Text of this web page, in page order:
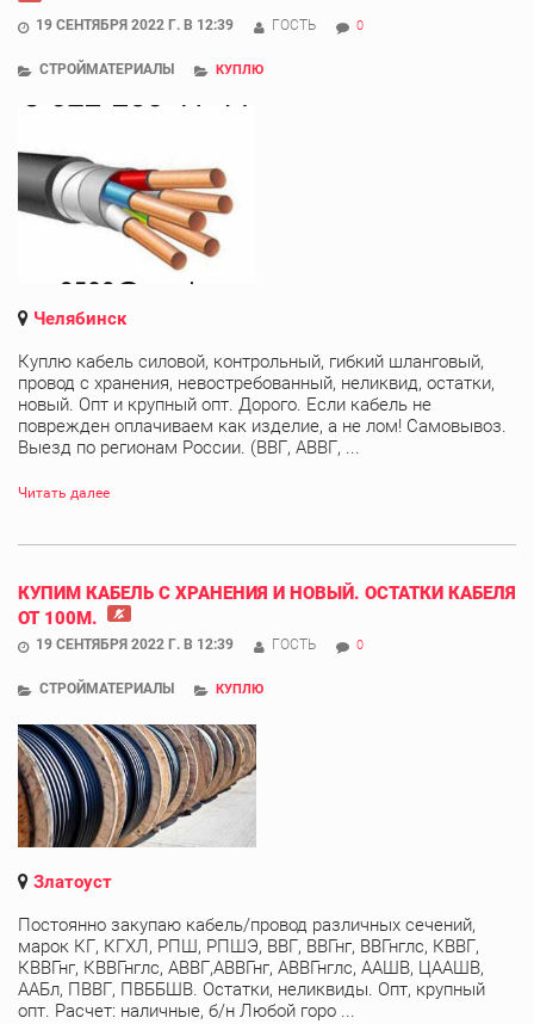
19 СЕНТЯБРЯ 2022 Г. В 12:39 ГОСТЬ 0
СТРОЙМАТЕРИАЛЫ КУПЛЮ
Челябинск
Куплю кабель силовой, контрольный, гибкий шланговый,
провод с хранения, невостребованный, неликвид, остатки,
новый. Опт и крупный опт. Дорого. Если кабель не
поврежден оплачиваем как изделие, а не лом! Самовывоз.
Выезд по регионам России. (ВВГ, АВВГ, ...
Читать далее
КУПИМ КАБЕЛЬ С ХРАНЕНИЯ И НОВЫЙ. ОСТАТКИ КАБЕЛЯ
ОТ 100М.
19 СЕНТЯБРЯ 2022 Г. В 12:39 ГОСТЬ 0
СТРОЙМАТЕРИАЛЫ КУПЛЮ
Златоуст
Постоянно закупаю кабель/провод различных сечений,
марок КГ, КГХЛ, РПШ, РПШЭ, ВВГ, ВВГнг, ВВГнглс, КВВГ,
КВВГнг, КВВГнглс, АВВГ,АВВГнг, АВВГнглс, ААШВ, ЦААШВ,
ААБл, ПВВГ, ПВББШВ. Остатки, неликвиды. Опт, крупный
опт. Расчет: наличные, б/н Любой горо ...